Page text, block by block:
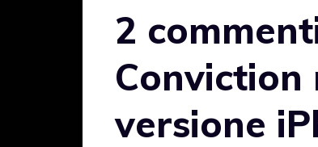
2
Conviction
versione